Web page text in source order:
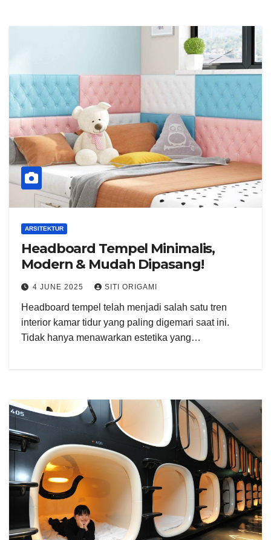
ARSITEKTUR
Headboard Tempel Minimalis,
Modern & Mudah Dipasang!
4 JUNE 2025 SITI ORIGAMI
Headboard tempel telah menjadi salah satu tren
interior kamar tidur yang paling digemari saat ini.
Tidak hanya menawarkan estetika yang…